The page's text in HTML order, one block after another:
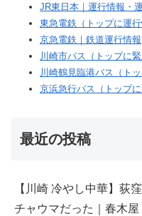
JR東日本｜運行情報・
東急電鉄（トップに運行
京急電鉄｜鉄道運行情報
川崎市バス（トップに緊
川崎鶴見臨港バス（ト
京浜急行バス（トップに
最近の投稿
【川崎 冷やし中華】荻
チャウマだった｜春木